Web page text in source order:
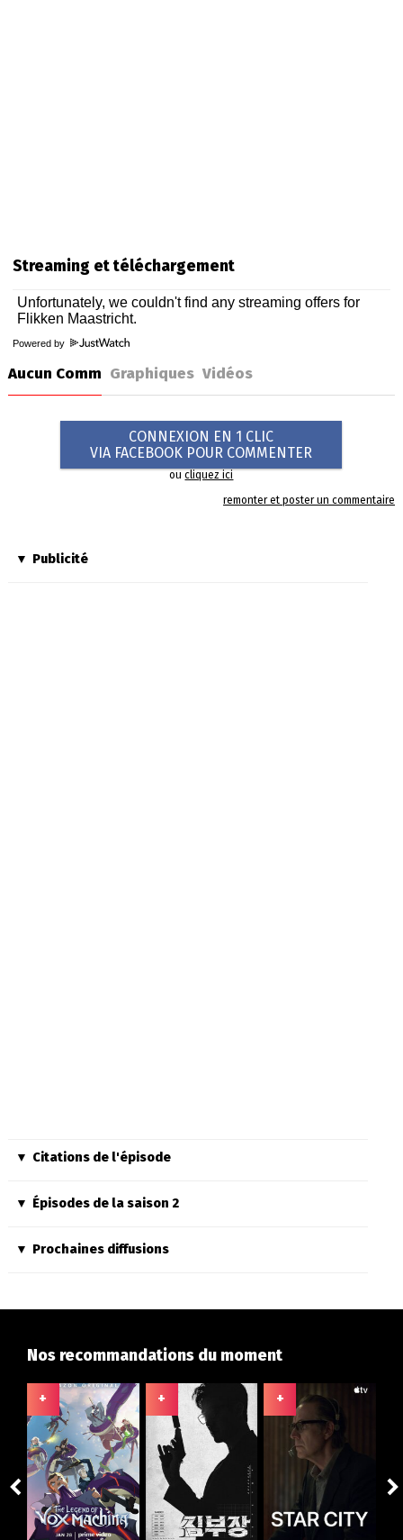
Streaming et téléchargement
Powered by
Aucun Comm Graphiques Vidéos
CONNEXION EN 1 CLIC
VIA FACEBOOK POUR COMMENTER
oucliquez ici
remonter et poster un commentaire
Publicité
Citations de l'épisode
Épisodes de la saison 2
Prochaines diffusions
Nos recommandations du moment
+ + +